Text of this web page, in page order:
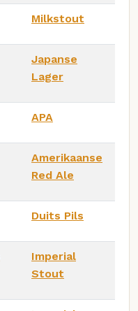
Milkstout
Japanse
Lager
APA
Amerikaanse
Red Ale
Duits Pils
Imperial
Stout